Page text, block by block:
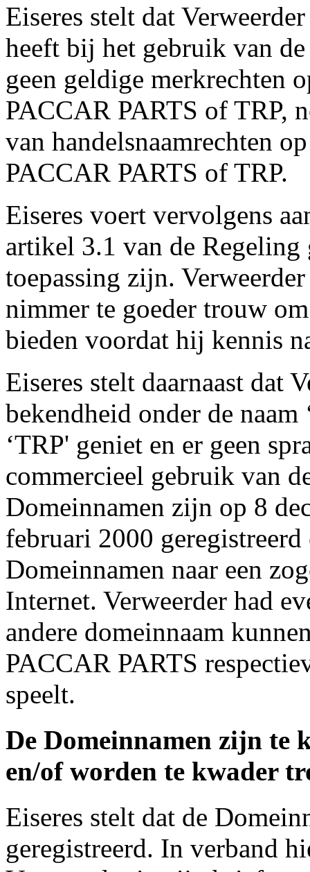
Eiseres stelt dat
heeft bij het gebruik van
geen geldige merkrechten
PACCAR PARTS of TRP,
van handelsnaamrechten
PACCAR PARTS of TRP.
Eiseres voert vervolgens
artikel 3.1 van de Regeling
toepassing zijn.
nimmer te goeder trouw
bieden voordat hij kennis
Eiseres stelt daarnaast dat
bekendheid onder de
‘TRP' geniet en er geen
commercieel gebruik van
Domeinnamen zijn op 8
februari 2000
Domeinnamen naar een
Internet. Verweerder had
andere domeinnaam
PACCAR PARTS
speelt.
De Domeinnamen zijn te
en/of worden te kwader
Eiseres stelt dat de
geregistreerd. In verband